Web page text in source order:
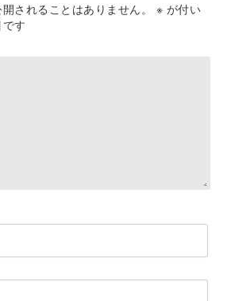
されることはありません。 ※ が付い
す